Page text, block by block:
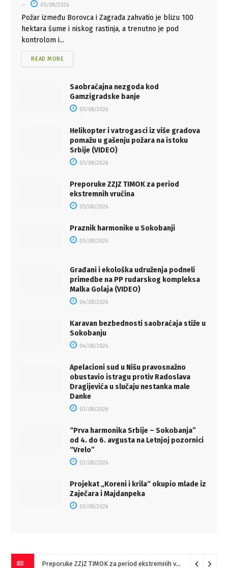
05/08/2026
Požar između Borovca i Zagrađa zahvatio je blizu 100
hektara šume i niskog rastinja, a trenutno je pod
kontrolom i...
READ MORE
Saobraćajna nezgoda kod
Gamzigradske banje
05/08/2026
Helikopter i vatrogasci iz više gradova
pomažu u gašenju požara na istoku
Srbije (VIDEO)
05/08/2026
Preporuke ZZJZ TIMOK za period
ekstremnih vrućina
05/08/2026
Praznik harmonike u Sokobanji
05/08/2026
Građani i ekološka udruženja podneli
primedbe na PP rudarskog kompleksa
Malka Golaja (VIDEO)
04/08/2026
Karavan bezbednosti saobraćaja stiže u
Sokobanju
04/08/2026
Apelacioni sud u Nišu pravosnažno
obustavio istragu protiv Radoslava
Dragijevića u slučaju nestanka male
Danke
03/08/2026
“Prva harmonika Srbije – Sokobanja”
od 4. do 6. avgusta na Letnjoj pozornici
“Vrelo”
03/08/2026
Projekat „Koreni i krila“ okupio mlade iz
Zaječara i Majdanpeka
03/08/2026
Preporuke ZZJZ TIMOK za period ekstremnih vrućina 05/08/